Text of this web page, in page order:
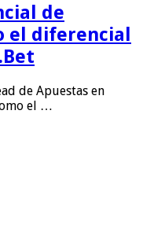
de
el diferencial
de Apuestas en
el …